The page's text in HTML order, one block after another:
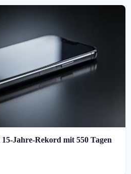
Jahre-Rekord mit 550 Tagen